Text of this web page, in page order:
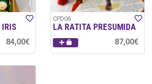
IRIS
84,00€
CPD06
LA RATITA PRESUMIDA
87,00€